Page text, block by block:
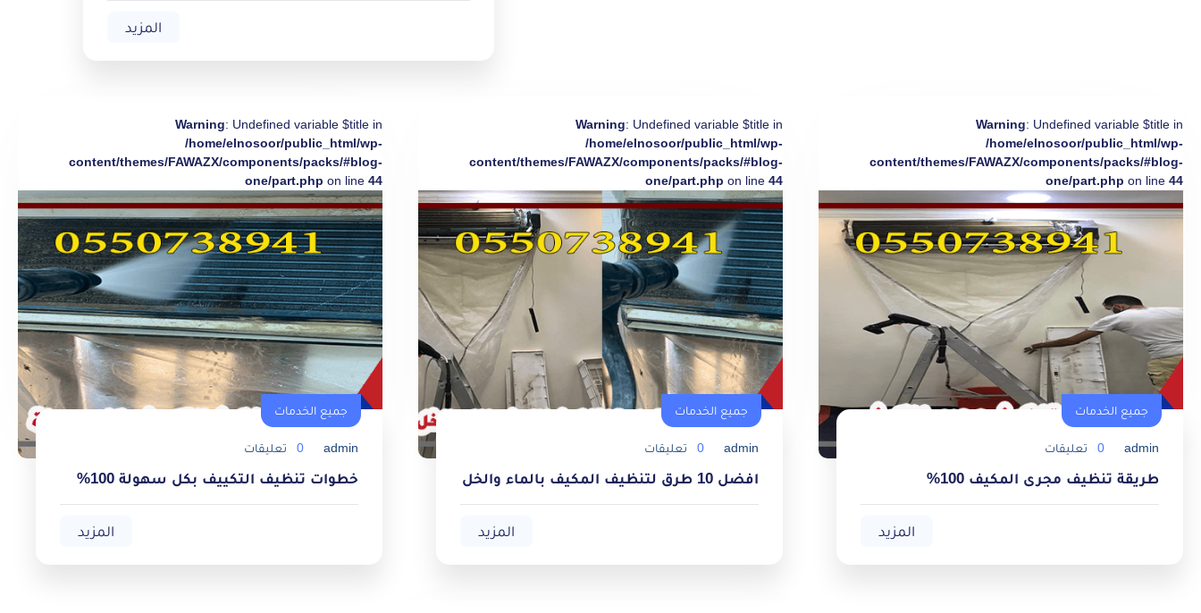
المزيد
Warning: Undefined variable $title in
/home/elnosoor/public_html/wp-
content/themes/FAWAZX/components/packs/#blog-
one/part.php on line 44
جميع الخدمات
admin
0 تعليقات
طريقة تنظيف مجرى المكيف 100%
المزيد
Warning: Undefined variable $title in
/home/elnosoor/public_html/wp-
content/themes/FAWAZX/components/packs/#blog-
one/part.php on line 44
جميع الخدمات
admin
0 تعليقات
افضل 10 طرق لتنظيف المكيف بالماء والخل
المزيد
Warning: Undefined variable $title in
/home/elnosoor/public_html/wp-
content/themes/FAWAZX/components/packs/#blog-
one/part.php on line 44
جميع الخدمات
admin
0 تعليقات
خطوات تنظيف التكييف بكل سهولة 100%
المزيد